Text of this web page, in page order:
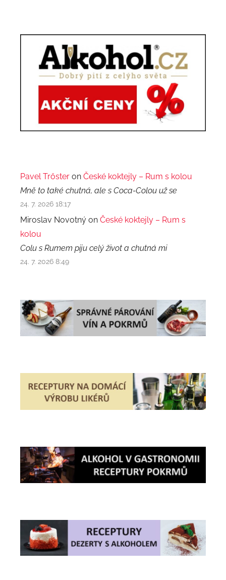
Pavel Trőster on České koktejly – Rum s kolou
Mně to také chutná, ale s Coca-Colou už se
24. 7. 2026 18:17
Miroslav Novotný on České koktejly – Rum s
kolou
Colu s Rumem piju celý život a chutná mi
24. 7. 2026 8:49